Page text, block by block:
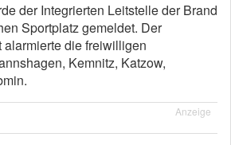
der Integrierten Leitstelle der Brand
Sportplatz gemeldet. Der
die freiwilligen
Kemnitz, Katzow,
Anzeige